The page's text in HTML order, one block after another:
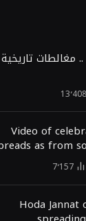
تاريخية
13٬408
Video of
as from
7٬157
Hoda Jannat